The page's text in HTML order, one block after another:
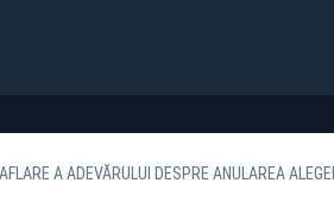
A ADEVĂRULUI DESPRE ANULAREA